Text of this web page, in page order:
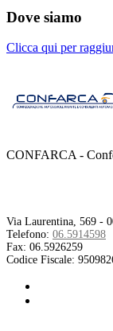
Dove siamo
Clicca qui per
CONFARCA -
Via Laurentina, 569 -
Telefono: 06.5914598
Fax: 06.5926259
Codice Fiscale: